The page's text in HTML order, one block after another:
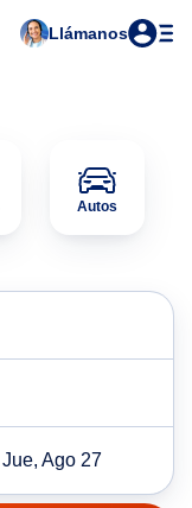
Llámanos
Autos
Jue, Ago 27